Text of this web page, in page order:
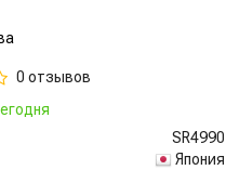
0 отзывов
SR4990
Япония